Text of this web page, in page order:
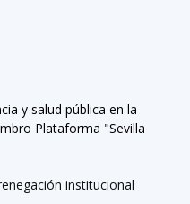
y salud pública en la
Plataforma "Sevilla
institucional